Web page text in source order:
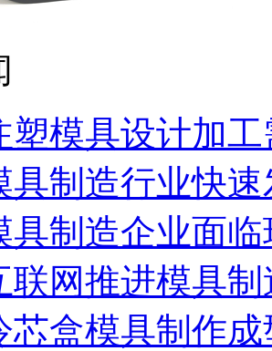
塑模具设计加
具制造行业快
具制造企业面
联网推进模具
芯盒模具制作